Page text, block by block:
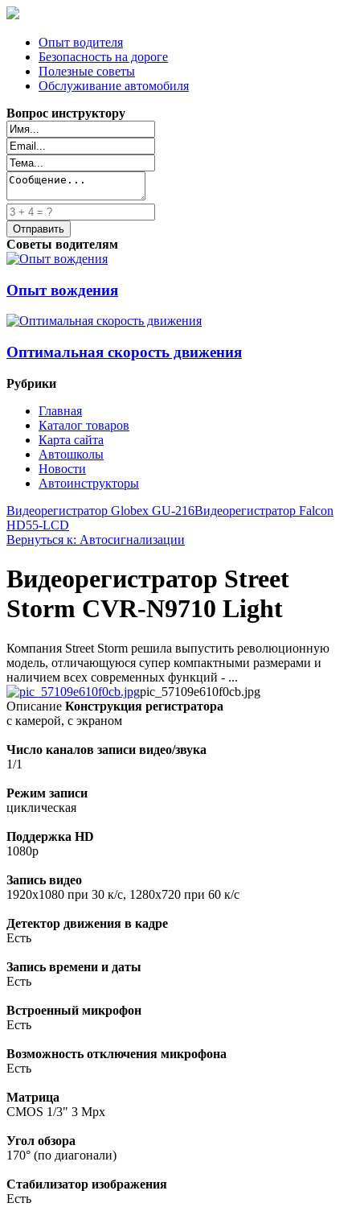
Опыт водителя
Безопасность на дороге
Полезные советы
Обслуживание автомобиля
Вопрос инструктору
Советы водителям
Опыт вождения
Оптимальная скорость движения
Рубрики
Главная
Каталог товаров
Карта сайта
Автошколы
Новости
Автоинструкторы
Видеорегистратор Globex GU-216Видеорегистратор Falcon
HD55-LCD
Вернуться к: Автосигнализации
Видеорегистратор Street
Storm CVR-N9710 Light
Компания Street Storm решила выпустить революционную
модель, отличающуюся супер компактными размерами и
наличием всех современных функций - ...
pic_57109e610f0cb.jpg
Описание Конструкция регистратора
с камерой, с экраном
Число каналов записи видео/звука
1/1
Режим записи
циклическая
Поддержка HD
1080p
Запись видео
1920x1080 при 30 к/с, 1280x720 при 60 к/с
Детектор движения в кадре
Есть
Запись времени и даты
Есть
Встроенный микрофон
Есть
Возможность отключения микрофона
Есть
Матрица
CMOS 1/3" 3 Mpx
Угол обзора
170° (по диагонали)
Стабилизатор изображения
Есть